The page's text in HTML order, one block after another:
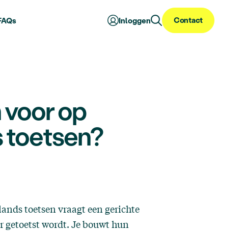
Inloggen Contact
op
toetsen?
toetsen vraagt een gerichte
getoetst wordt. Je bouwt hun